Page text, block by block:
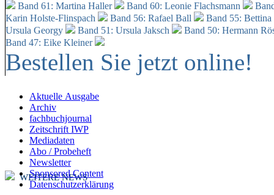
Band 61: Martina Haller
Band 60: Leonie Flachsmann
Karin Holste-Flinspach
Band 56: Rafael Ball
Band 55:
Ursula Georgy
Band 51: Ursula Jaksch Band 50: Hermann
Band 47: Eike Kleiner
Bestellen Sie jetzt online!
Aktuelle Ausgabe
Archiv
fachbuchjournal
Zeitschrift IWP
Mediadaten
Abo / Probeheft
Newsletter
Sponsored Content
Datenschutzerklärung
WEITERE NEWS